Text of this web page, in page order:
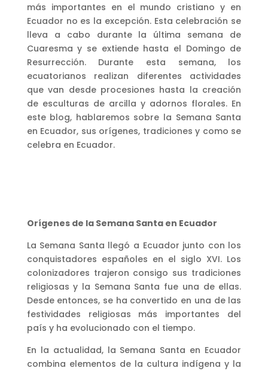
más importantes en el mundo cristiano y en
Ecuador no es la excepción. Esta celebración se
lleva a cabo durante la última semana de
Cuaresma y se extiende hasta el Domingo de
Resurrección. Durante esta semana, los
ecuatorianos realizan diferentes actividades
que van desde procesiones hasta la creación
de esculturas de arcilla y adornos florales. En
este blog, hablaremos sobre la Semana Santa
en Ecuador, sus orígenes, tradiciones y como se
celebra en Ecuador.
Orígenes de la Semana Santa en Ecuador
La Semana Santa llegó a Ecuador junto con los
conquistadores españoles en el siglo XVI. Los
colonizadores trajeron consigo sus tradiciones
religiosas y la Semana Santa fue una de ellas.
Desde entonces, se ha convertido en una de las
festividades religiosas más importantes del
país y ha evolucionado con el tiempo.
En la actualidad, la Semana Santa en Ecuador
combina elementos de la cultura indígena y la